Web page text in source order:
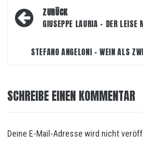
Beitragsnavigation
ZURÜCK
GIUSEPPE LAURIA – DER LEISE
STEFANO ANGELONI – WEIN ALS
SCHREIBE EINEN KOMMENTAR
Deine E-Mail-Adresse wird nicht